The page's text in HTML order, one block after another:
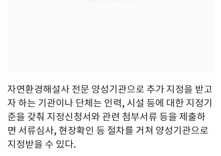
자연환경해설사 전문 양성기관으로 추가 지정을 받고
자 하는 기관이나 단체는 인력, 시설 등에 대한 지정기
준을 갖춰 지정신청서와 관련 첨부서류 등을 제출하
면 서류심사, 현장확인 등 절차를 거쳐 양성기관으로
지정받을 수 있다.